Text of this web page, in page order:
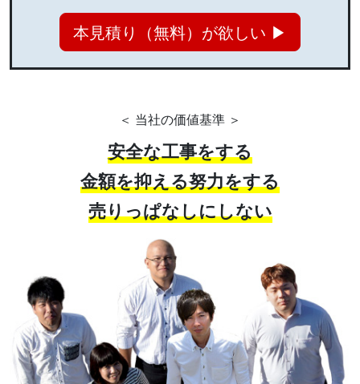
本見積り（無料）が欲しい ▶
＜ 当社の価値基準 ＞
安全な工事をする
金額を抑える努力をする
売りっぱなしにしない